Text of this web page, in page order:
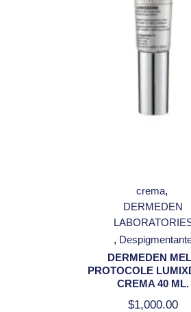
crema
DERMEDEN
DERMEDEN
PROTOCOLE
CREMA 40 ML.
$1,000.00